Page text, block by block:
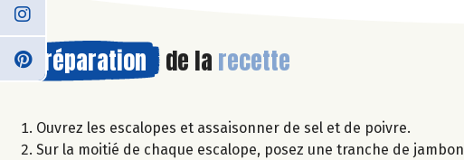
Préparation de la recette
Ouvrez les escalopes et assaisonner de sel et de poivre.
Sur la moitié de chaque escalope, posez une tranche de